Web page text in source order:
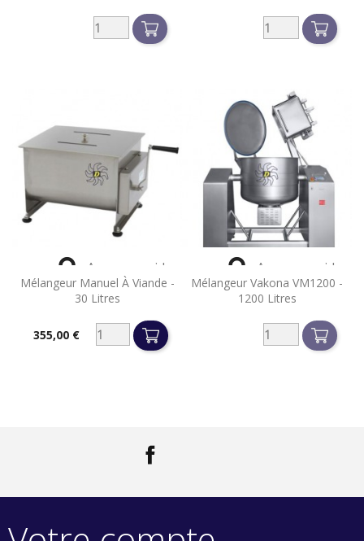
Mélangeur Manuel À Viande -
30 Litres
Prix355,00 €
 Aperçu rapide
Mélangeur Vakona VM1200 -
1200 Litres
 Aperçu rapide